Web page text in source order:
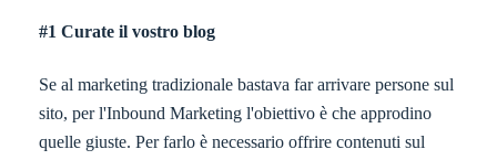
#1 Curate il vostro blog
Se al marketing tradizionale bastava far arrivare persone sul
sito, per l'Inbound Marketing l'obiettivo è che approdino
quelle giuste. Per farlo è necessario offrire contenuti sul